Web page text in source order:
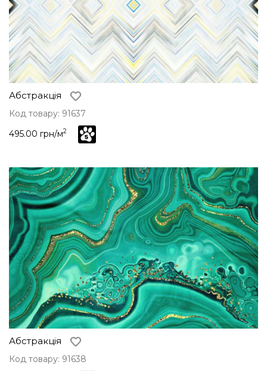
Абстракція
Код товару: 91637
495.00 грн/м2
Абстракція
Код товару: 91638